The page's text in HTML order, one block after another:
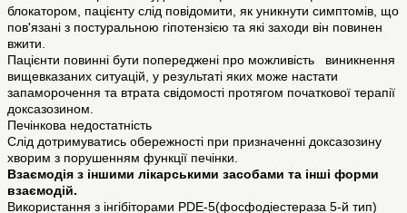
блокатором, пацієнту слід повідомити, як уникнути симптомів, що
пов'язані з постуральною гіпотензією та які заходи він повинен
вжити.
Пацієнти повинні бути попереджені про можливість виникнення
вищевказаних ситуацій, у результаті яких може настати
запаморочення та втрата свідомості протягом початкової терапії
доксазозином.
Печінкова недостатність
Слід дотримуватись обережності при призначенні доксазозину
хворим з порушенням функції печінки.
Взаємодія з іншими лікарськими засобами та інші форми
взаємодій.
Використання з інгібіторами PDE-5(фосфодіестераза 5-й тип)